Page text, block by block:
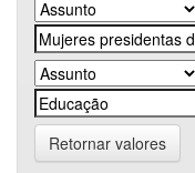
Retornar valores